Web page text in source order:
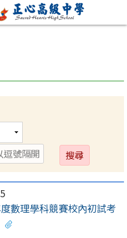
送
出
數理學科競賽校內初試考